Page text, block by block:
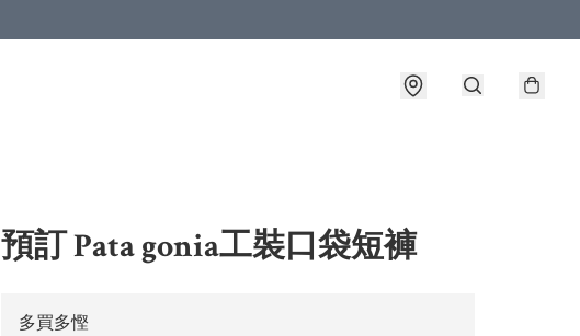
預訂 Pata gonia工裝口袋短褲
多買多慳